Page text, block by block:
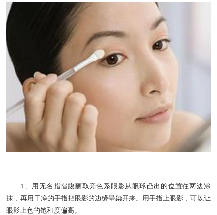
1、用无名指指腹蘸取亮色系眼影从眼球凸出的位置往两边涂
抹，再用干净的手指把眼影的边缘晕染开来。用手指上眼影，可以让
眼影上色的饱和度偏高。